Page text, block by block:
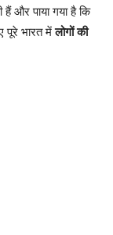
और पाया गया है कि
पूरे भारत मेंलोगों की